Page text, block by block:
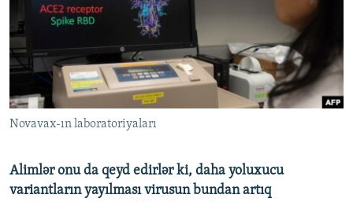
FOTOQALEREYA
KARIKATURA
OXU ZALI
AZƏRBAYCAN ƏDƏBIYYATI KITABXANASI
İSLAM VƏ DEMOKRATIYA
İZ - MƏDƏNIYYƏT PROQRAMI
HAQQIMIZDA
PEŞƏ ETIKASI VƏ JURNALISTIKA STANDARTLARIMIZ
MATERIALLARIMIZDAN ISTIFADƏ
AZADLIQRADIOSU MOBIL TELEFONUNUZDA
XƏBƏR BÜLLETENLƏRIMIZ
BIZI IZLƏ
RFE/RL-in bütün saytları
Novavax-ın laboratoriyaları
Alimlər onu da qeyd edirlər ki, daha yoluxucu
variantların yayılması virusun bundan artıq